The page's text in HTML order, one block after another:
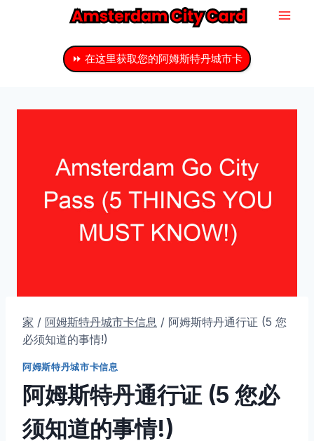
⏩ 在这里获取您的阿姆斯特丹城市卡
家 / 阿姆斯特丹城市卡信息 / 阿姆斯特丹通行证 (5 您
必须知道的事情!)
阿姆斯特丹城市卡信息
阿姆斯特丹通行证 (5 您必
须知道的事情!)